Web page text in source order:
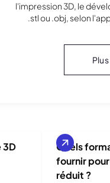
l'impression 3D, le
.stl ou .obj, selon
3D
Quels
fournir
réduit ?